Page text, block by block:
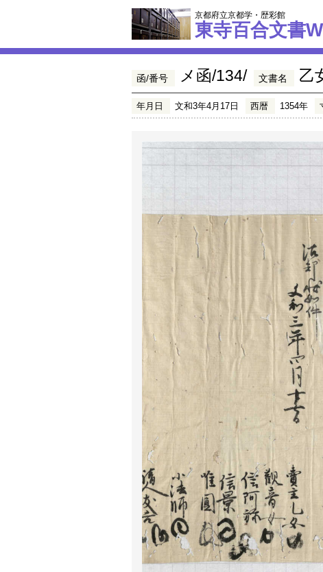
京都府立京都学・歴彩館
東寺百合文書
函/番号 メ函/134/ 文書名 乙
年月日 文和3年4月17日 西暦 1354年